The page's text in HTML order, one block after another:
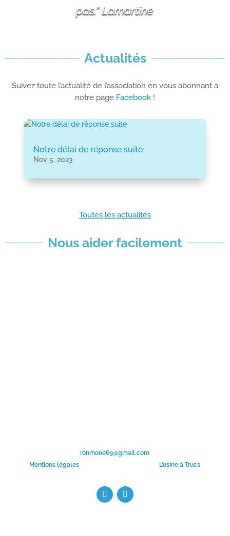
pas.” Lamartine
Actualités
Suivez toute l’actualité de l’association en vous abonnant à
notre page Facebook !
Notre délai de réponse suite
Nov 5, 2023
Toutes les actualités
Nous aider facilement
ronrhone69@gmail.com
Mentions légales
L’usine à Trucs